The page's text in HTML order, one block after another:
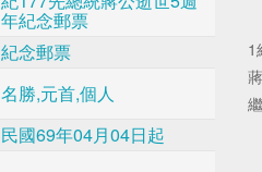
年紀念郵票
紀念郵票
名勝,元首,個人
民國69年04月04日起
1